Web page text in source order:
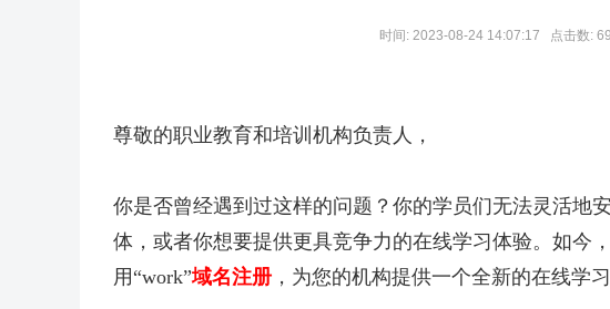
时间: 2023-08-24 14:07:17 点击数:
尊敬的职业教育和培训机构负责人，
你是否曾经遇到过这样的问题？你的学员们无法灵活地
体，或者你想要提供更具竞争力的在线学习体验。如今
用“work”域名注册 ，为您的机构提供一个全新的在线学习